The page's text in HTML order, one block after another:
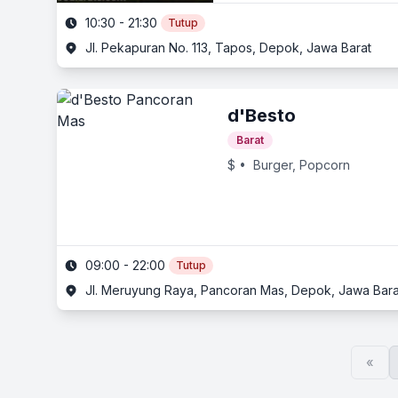
10:30 - 21:30 Tutup
Jl. Pekapuran No. 113, Tapos, Depok, Jawa Barat
d'Besto
Barat
$ • Burger, Popcorn
09:00 - 22:00 Tutup
Jl. Meruyung Raya, Pancoran Mas, Depok, Jawa
«